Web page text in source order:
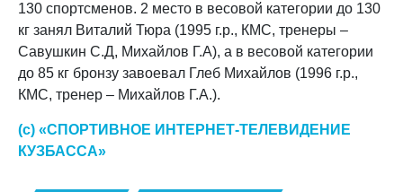
130 спортсменов. 2 место в весовой категории до 130
кг занял Виталий Тюра (1995 г.р., КМС, тренеры –
Савушкин С.Д, Михайлов Г.А), а в весовой категории
до 85 кг бронзу завоевал Глеб Михайлов (1996 г.р.,
КМС, тренер – Михайлов Г.А.).
(с) «СПОРТИВНОЕ ИНТЕРНЕТ-ТЕЛЕВИДЕНИЕ
КУЗБАССА»